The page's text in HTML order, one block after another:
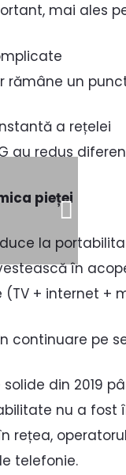
mai ales
rămâne un
a rețelei
au redus
pieței
la
în
+ internet +
continuare pe
din 2019
nu a fost
rețea,
telefonie.